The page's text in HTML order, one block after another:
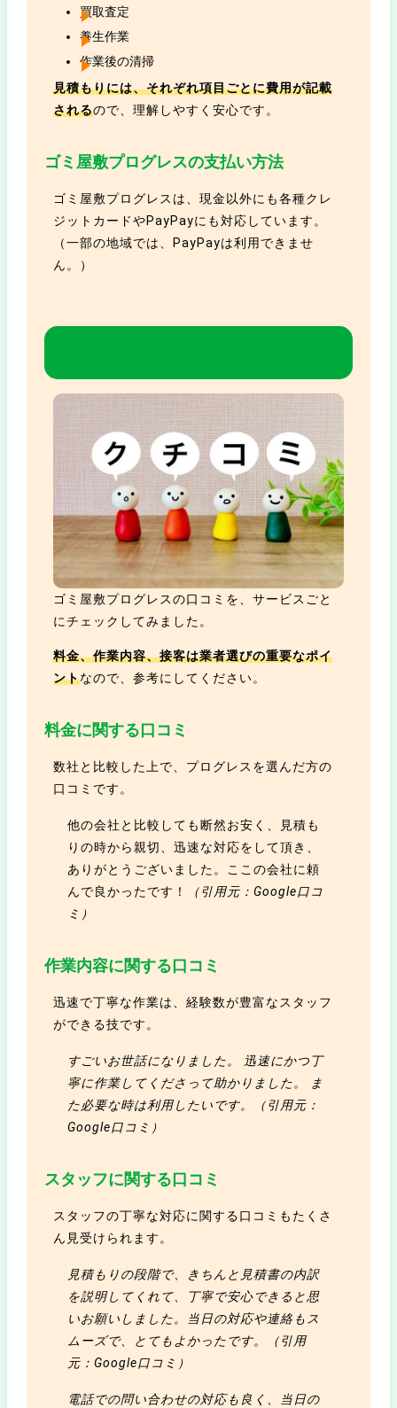
買取査定
養生作業
作業後の清掃
見積もりには、それぞれ項目ごとに費用が記載
されるので、理解しやすく安心です。
ゴミ屋敷プログレスの支払い方法
ゴミ屋敷プログレスは、現金以外にも各種クレ
ジットカードやPayPayにも対応しています。
（一部の地域では、PayPayは利用できませ
ん。）
ゴミ屋敷プログレスの
る口コミ評判は？
ゴミ屋敷プログレスの口コミを、サービスごと
にチェックしてみました。
料金、作業内容、接客は業者選びの重要なポイ
ントなので、参考にしてください。
料金に関する口コミ
数社と比較した上で、プログレスを選んだ方の
口コミです。
他の会社と比較しても断然お安く、見積も
りの時から親切、迅速な対応をして頂き、
ありがとうございました。ここの会社に頼
んで良かったです！
（引用元：Google口コ
ミ）
作業内容に関する口コミ
迅速で丁寧な作業は、経験数が豊富なスタッフ
ができる技です。
すごいお世話になりました。 迅速にかつ丁
寧に作業してくださって助かりました。 ま
た必要な時は利用したいです。（引用元：
Google口コミ）
スタッフに関する口コミ
スタッフの丁寧な対応に関する口コミもたくさ
ん見受けられます。
見積もりの段階で、きちんと見積書の内訳
を説明してくれて、丁寧で安心できると思
いお願いしました。当日の対応や連絡もス
ムーズで、とてもよかったです。（引用
元：Google口コミ）
電話での問い合わせの対応も良く、当日の